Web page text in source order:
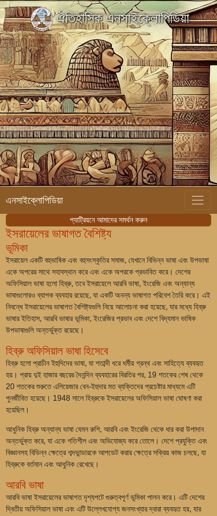
ঐতিহাসিক এনসাইক্লোপিডিয়া
এনসাইক্লোপিডিয়া
প্যাট্রিয়নে আমাদের সমর্থন করুন
ইসরায়েলের ভাষাগত বৈশিষ্ট্য
ভূমিকা
ইসরায়েল একটি বহুভাষিক এবং বহুসংস্কৃতির সমাজ, যেখানে বিভিন্ন ভাষা এবং উপভাষা
একে অপরের সাথে সহাবস্থান করে এবং একে অপরকে প্রভাবিত করে। দেশের
অফিসিয়াল ভাষা হলো হিব্রু, তবে ইসরায়েলে আরবি ভাষা, ইংরেজি এবং অন্যান্য
ভাষাগুলোরও ব্যাপক ব্যবহার রয়েছে, যা একটি অনন্য ভাষাগত পরিবেশ তৈরি করে। এই
নিবন্ধে ইসরায়েলের ভাষাগত বৈশিষ্ট্যগুলি নিয়ে আলোচনা করা হয়েছে, যার মধ্যে হিব্রু
ভাষার ইতিহাস, আরবি ভাষার ভূমিকা, ইংরেজির প্রভাব এবং দেশে বিদ্যমান ভাষিক
উপভাষাগুলি অন্তর্ভুক্ত রয়েছে।
হিব্রু অফিসিয়াল ভাষা হিসেবে
হিব্রু হলো প্রাচীন ইহুদিদের ভাষা, যা শতাব্দী ধরে ধর্মীয় গ্রন্থ এবং সাহিত্যে ব্যবহৃত
হয়। প্রায় দুই হাজার বছরের দৈনন্দিন ব্যবহারের বিরতির পর, 19 শতকের শেষ থেকে
20 শতকের শুরুতে এলিয়েজার বেন-ইহুদার মত ব্যক্তিদের প্রচেষ্টার মাধ্যমে এটি
পুনর্জীবিত হয়েছে। 1948 সালে হিব্রুকে ইসরায়েলের অফিসিয়াল ভাষা ঘোষণা করা
হয়েছিল।
আধুনিক হিব্রু অন্যান্য ভাষা যেমন রুশি, আরবি এবং ইংরেজি থেকে ধার করা উপাদান
অন্তর্ভুক্ত করে, যা একে গতিশীল এবং অভিযোজ্য করে তোলে। দেশে প্রযুক্তি এবং
বিজ্ঞানসহ বিভিন্ন ক্ষেত্রে শব্দভান্ডারকে আপডেট করার ক্ষেত্রে সক্রিয় কাজ চলছে, যা
হিব্রুকে বর্তমান এবং আধুনিক রেখেছে।
আরবি ভাষা
আরবি ভাষা ইসরায়েলের ভাষাগত দৃশ্যপটে গুরুত্বপূর্ণ ভূমিকা পালন করে। এটি দেশের
দ্বিতীয় অফিসিয়াল ভাষা এবং এটি উল্লেখযোগ্য জনসংখ্যার দ্বারা ব্যবহৃত হয়, যার